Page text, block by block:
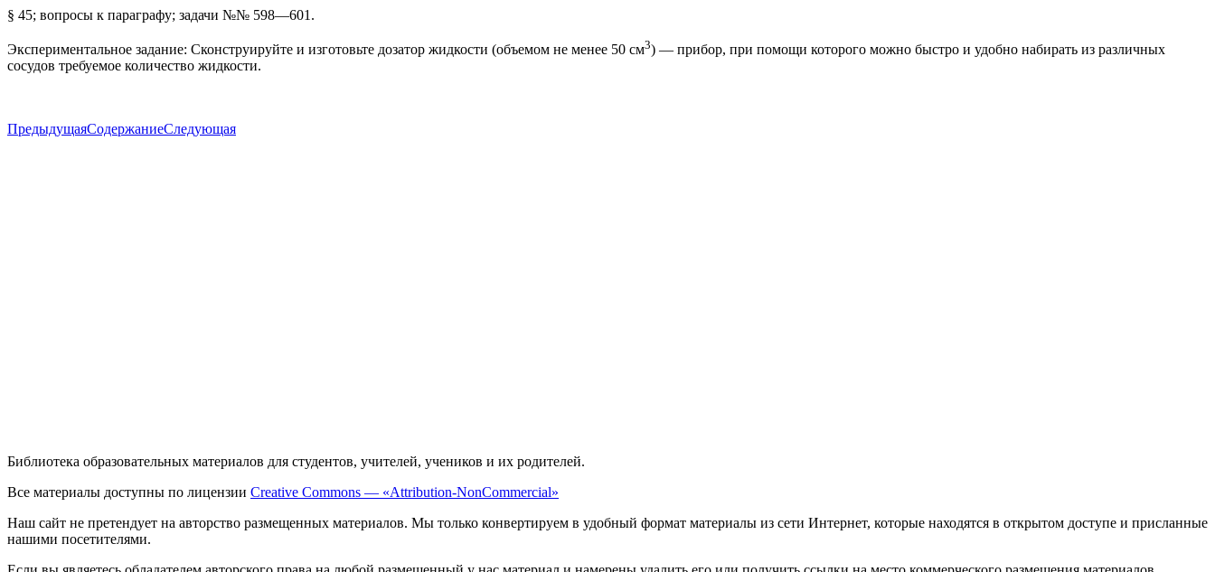
§ 45; вопросы к параграфу; задачи №№ 598—601.
Экспериментальное задание: Сконструируйте и изготовьте дозатор жидкости (объемом не менее 50 см3) — прибор, при помощи которого можно быстро и удобно набирать из различных
сосудов требуемое количество жидкости.
ПредыдущаяСодержаниеСледующая
Библиотека образовательных материалов для студентов, учителей, учеников и их родителей.
Все материалы доступны по лицензии Creative Commons — «Attribution-NonCommercial»
Наш сайт не претендует на авторство размещенных материалов. Мы только конвертируем в удобный формат материалы из сети Интернет, которые находятся в открытом доступе и присланные
нашими посетителями.